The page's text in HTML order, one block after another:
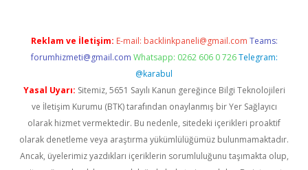
Reklam ve İletişim: E-mail: backlinkpaneli@gmail.com Teams:
forumhizmeti@gmail.com Whatsapp: 0262 606 0 726 Telegram:
@karabul
Yasal Uyarı: Sitemiz, 5651 Sayılı Kanun gereğince Bilgi Teknolojileri
ve İletişim Kurumu (BTK) tarafından onaylanmış bir Yer Sağlayıcı
olarak hizmet vermektedir. Bu nedenle, sitedeki içerikleri proaktif
olarak denetleme veya araştırma yükümlülüğümüz bulunmamaktadır.
Ancak, üyelerimiz yazdıkları içeriklerin sorumluluğunu taşımakta olup,